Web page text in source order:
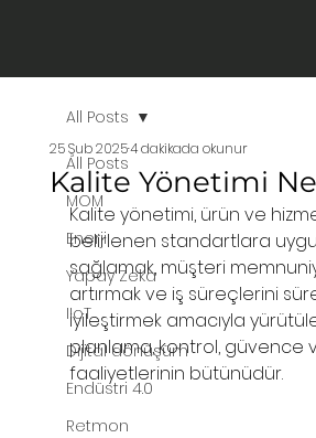
All Posts
MOM
Enerji
Yapay Zeka
IIoT
Dijital dönüşüm
Endüstri 4.0
Retmon
All Posts
Kalite Yönetimi
25 Şub 20254 dakikada okunur
Kalite yönetimi, ürün ve
belirlenen standartlara
sağlamak, müşteri
artırmak ve iş süreçlerini
iyileştirmek amacıyla
planlama, kontrol, güvence
faaliyetlerinin bütünüdür.